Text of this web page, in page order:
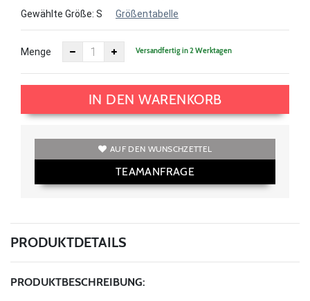
Gewählte Größe: S Größentabelle
Menge Versandfertig in 2 Werktagen
IN DEN WARENKORB
AUF DEN WUNSCHZETTEL
TEAMANFRAGE
PRODUKTDETAILS
PRODUKTBESCHREIBUNG: